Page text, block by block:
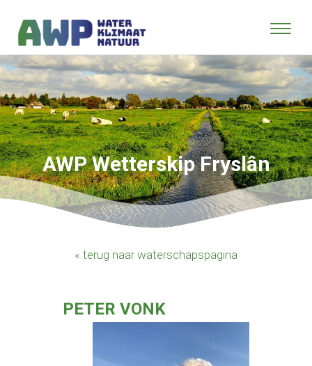
AWP Wetterskip Fryslân
« terug naar waterschapspagina
PETER VONK